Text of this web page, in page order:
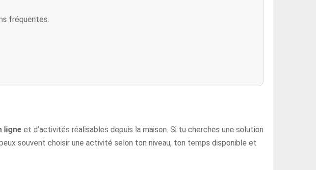
fréquentes.
ligne et d’activités réalisables depuis la maison. Si tu cherches une solution
souvent choisir une activité selon ton niveau, ton temps disponible et